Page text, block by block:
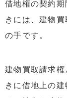
借地権の契約期
きには、建物
の手です。
建物買取請求権
きに借地上の